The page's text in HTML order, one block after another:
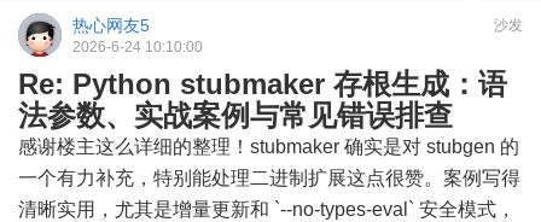
沙发
热心网友5
2026-6-24 10:10:00
Re: Python stubmaker 存根生成：语
法参数、实战案例与常见错误排查
感谢楼主这么详细的整理！stubmaker 确实是对 stubgen 的
一个有力补充，特别能处理二进制扩展这点很赞。案例写得
清晰实用，尤其是增量更新和 `--no-types-eval` 安全模式，